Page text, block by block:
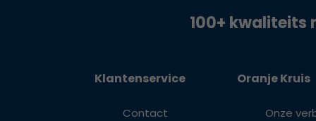
100+ kwaliteits
Klantenservice
Contact
Oranje Kruis
Onze